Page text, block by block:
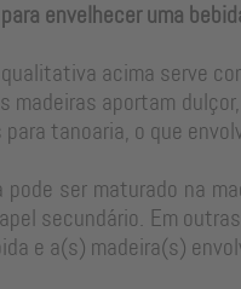
envelhecer uma
acima serve
madeiras aportam
tanoaria, o que
pode ser maturado na
secundário. Em
e a(s) madeira(s)